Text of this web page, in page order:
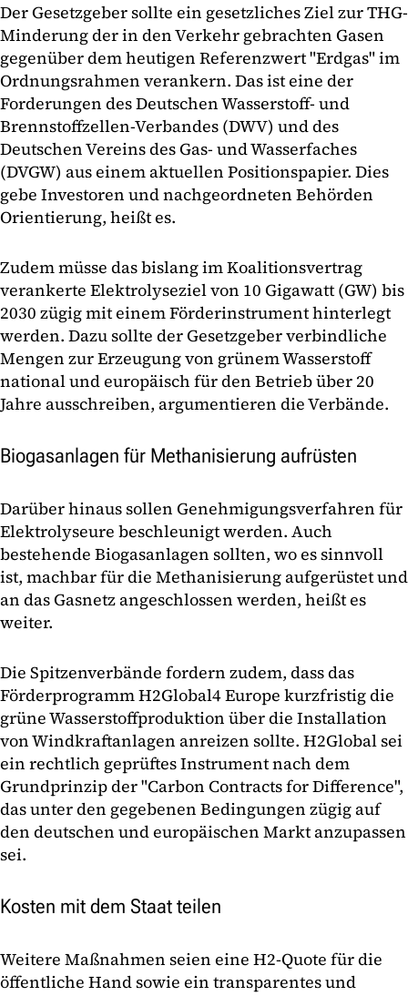
Der Gesetzgeber sollte ein gesetzliches Ziel zur THG-
Minderung der in den Verkehr gebrachten Gasen
gegenüber dem heutigen Referenzwert "Erdgas" im
Ordnungsrahmen verankern. Das ist eine der
Forderungen des Deutschen Wasserstoff- und
Brennstoffzellen-Verbandes (DWV) und des
Deutschen Vereins des Gas- und Wasserfaches
(DVGW) aus einem aktuellen Positionspapier. Dies
gebe Investoren und nachgeordneten Behörden
Orientierung, heißt es.
Zudem müsse das bislang im Koalitionsvertrag
verankerte Elektrolyseziel von 10 Gigawatt (GW) bis
2030 zügig mit einem Förderinstrument hinterlegt
werden. Dazu sollte der Gesetzgeber verbindliche
Mengen zur Erzeugung von grünem Wasserstoff
national und europäisch für den Betrieb über 20
Jahre ausschreiben, argumentieren die Verbände.
Biogasanlagen für Methanisierung aufrüsten
Darüber hinaus sollen Genehmigungsverfahren für
Elektrolyseure beschleunigt werden. Auch
bestehende Biogasanlagen sollten, wo es sinnvoll
ist, machbar für die Methanisierung aufgerüstet und
an das Gasnetz angeschlossen werden, heißt es
weiter.
Die Spitzenverbände fordern zudem, dass das
Förderprogramm H2Global4 Europe kurzfristig die
grüne Wasserstoffproduktion über die Installation
von Windkraftanlagen anreizen sollte. H2Global sei
ein rechtlich geprüftes Instrument nach dem
Grundprinzip der "Carbon Contracts for Difference",
das unter den gegebenen Bedingungen zügig auf
den deutschen und europäischen Markt anzupassen
sei.
Kosten mit dem Staat teilen
Weitere Maßnahmen seien eine H2-Quote für die
öffentliche Hand sowie ein transparentes und